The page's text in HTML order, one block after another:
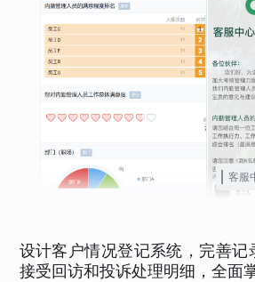
客服
设计客户情况登记系统，完善记
接受回访和投诉处理明细，全面